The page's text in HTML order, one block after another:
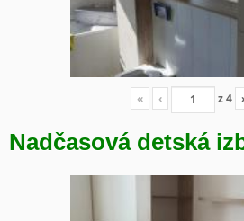
« ‹ z4 ›
Nadčasová detská